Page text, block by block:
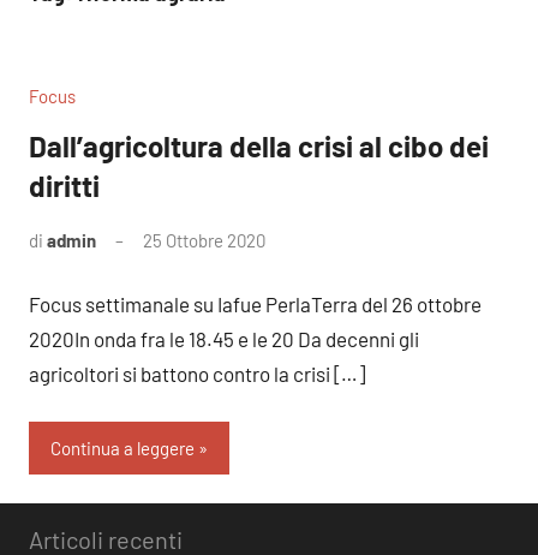
Focus
Dall’agricoltura della crisi al cibo dei
diritti
di admin 25 Ottobre 2020
Focus settimanale su Iafue PerlaTerra del 26 ottobre
2020In onda fra le 18.45 e le 20 Da decenni gli
agricoltori si battono contro la crisi […]
Continua a leggere
Articoli recenti